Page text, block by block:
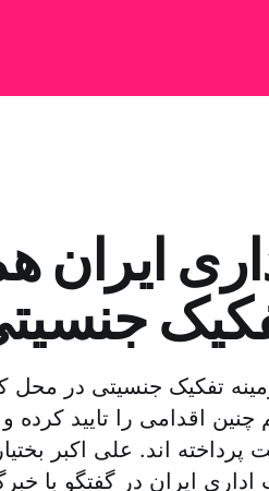
ایران
تفکیک جنسیتی در محل
اقدامی را تایید کرده
اند. علی اکبر